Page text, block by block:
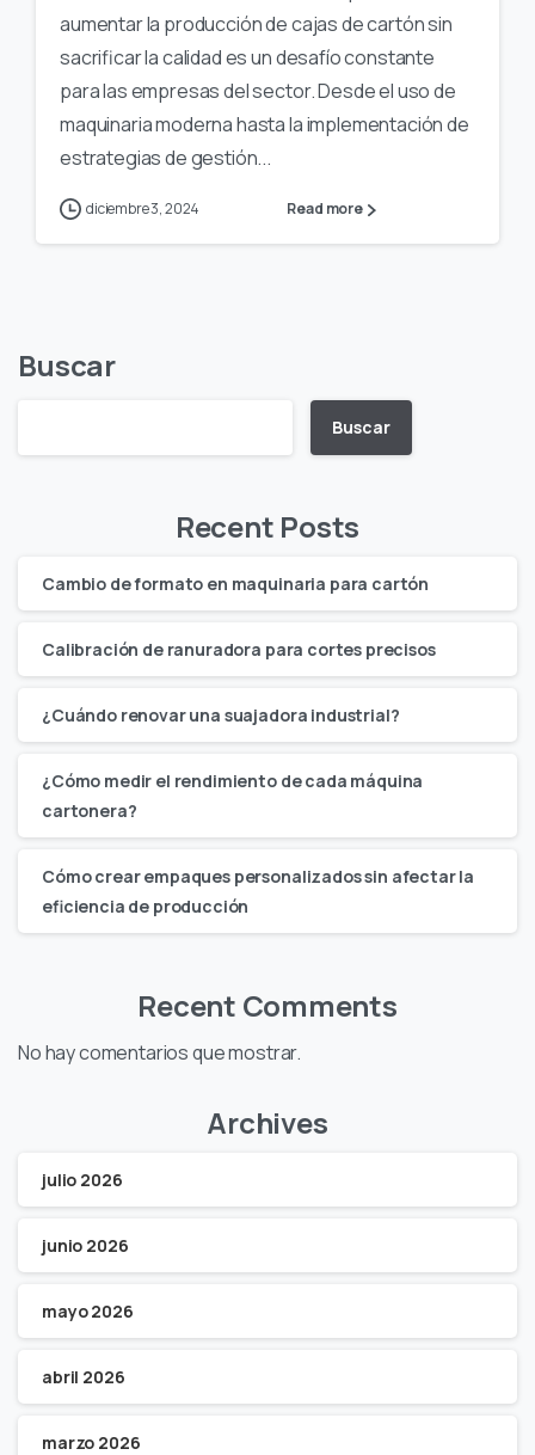
aumentar la producción de cajas de cartón sin
sacrificar la calidad es un desafío constante
para las empresas del sector. Desde el uso de
maquinaria moderna hasta la implementación de
estrategias de gestión...
diciembre 3, 2024 Read more
Buscar
Buscar
Recent Posts
Cambio de formato en maquinaria para cartón
Calibración de ranuradora para cortes precisos
¿Cuándo renovar una suajadora industrial?
¿Cómo medir el rendimiento de cada máquina
cartonera?
Cómo crear empaques personalizados sin afectar la
eficiencia de producción
Recent Comments
No hay comentarios que mostrar.
Archives
julio 2026
junio 2026
mayo 2026
abril 2026
marzo 2026